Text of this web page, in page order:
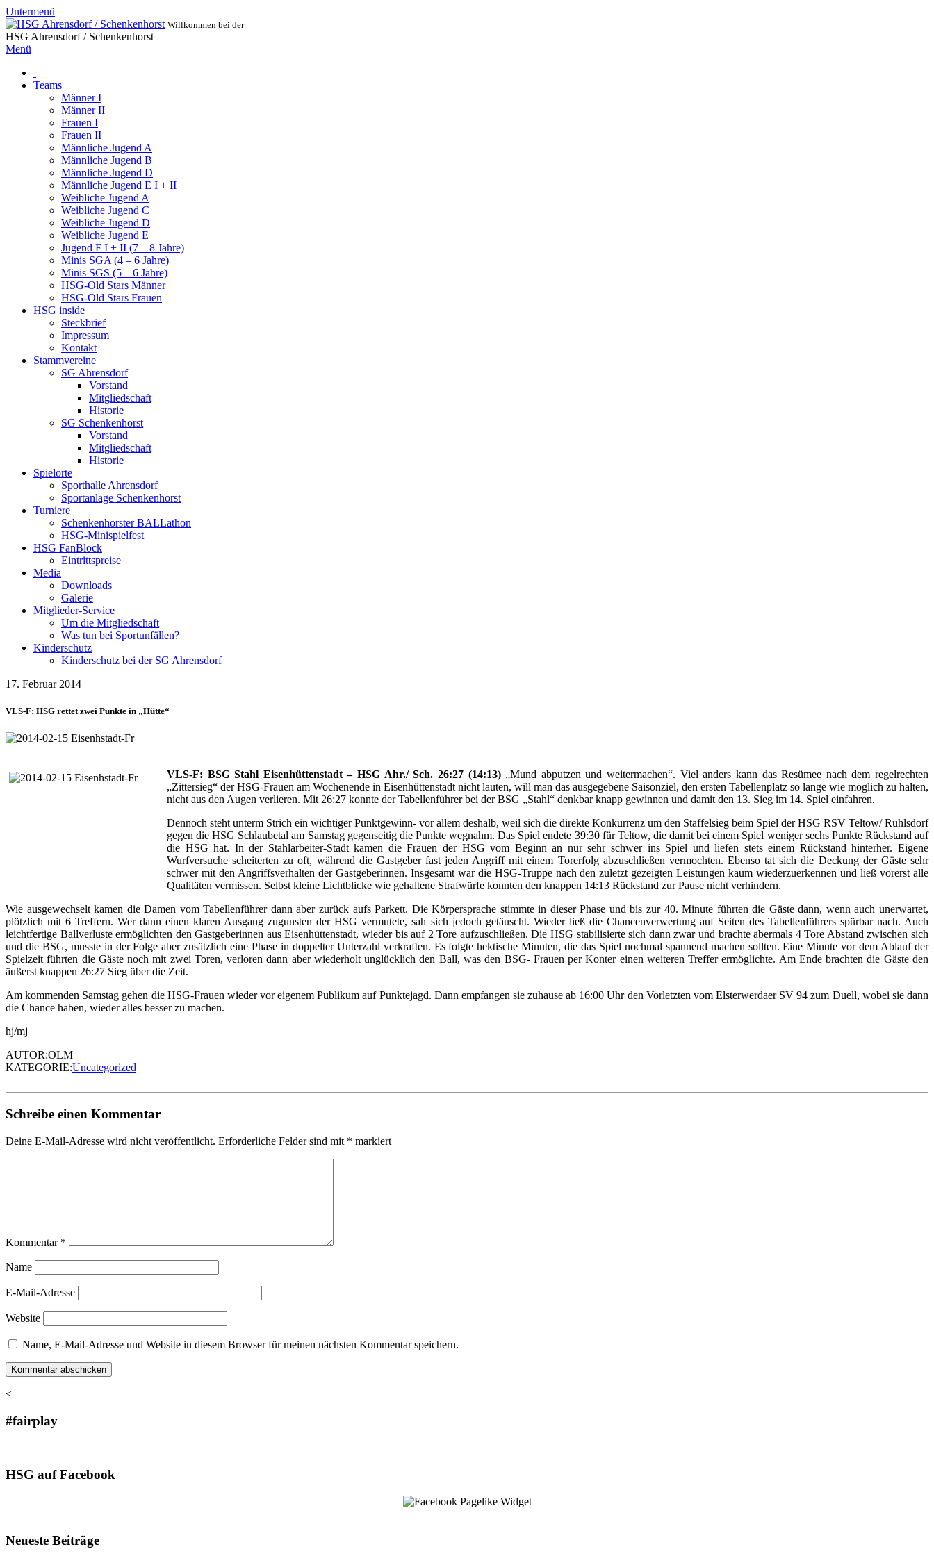
Untermenü
Willkommen bei der
HSG Ahrensdorf / Schenkenhorst
Menü
Teams
Männer I
Männer II
Frauen I
Frauen II
Männliche Jugend A
Männliche Jugend B
Männliche Jugend D
Männliche Jugend E I + II
Weibliche Jugend A
Weibliche Jugend C
Weibliche Jugend D
Weibliche Jugend E
Jugend F I + II (7 – 8 Jahre)
Minis SGA (4 – 6 Jahre)
Minis SGS (5 – 6 Jahre)
HSG-Old Stars Männer
HSG-Old Stars Frauen
HSG inside
Steckbrief
Impressum
Kontakt
Stammvereine
SG Ahrensdorf
Vorstand
Mitgliedschaft
Historie
SG Schenkenhorst
Vorstand
Mitgliedschaft
Historie
Spielorte
Sporthalle Ahrensdorf
Sportanlage Schenkenhorst
Turniere
Schenkenhorster BALLathon
HSG-Minispielfest
HSG FanBlock
Eintrittspreise
Media
Downloads
Galerie
Mitglieder-Service
Um die Mitgliedschaft
Was tun bei Sportunfällen?
Kinderschutz
Kinderschutz bei der SG Ahrensdorf
17. Februar 2014
VLS-F: HSG rettet zwei Punkte in „Hütte“
VLS-F: BSG Stahl Eisenhüttenstadt – HSG Ahr./ Sch. 26:27 (14:13)„Mund abputzen und weitermachen“. Viel anders kann das Resümee nach dem regelrechten
„Zittersieg“ der HSG-Frauen am Wochenende in Eisenhüttenstadt nicht lauten, will man das ausgegebene Saisonziel, den ersten Tabellenplatz so lange wie möglich zu halten,
nicht aus den Augen verlieren. Mit 26:27 konnte der Tabellenführer bei der BSG „Stahl“ denkbar knapp gewinnen und damit den 13. Sieg im 14. Spiel einfahren.
Dennoch steht unterm Strich ein wichtiger Punktgewinn- vor allem deshalb, weil sich die direkte Konkurrenz um den Staffelsieg beim Spiel der HSG RSV Teltow/ Ruhlsdorf
gegen die HSG Schlaubetal am Samstag gegenseitig die Punkte wegnahm. Das Spiel endete 39:30 für Teltow, die damit bei einem Spiel weniger sechs Punkte Rückstand auf
die HSG hat. In der Stahlarbeiter-Stadt kamen die Frauen der HSG vom Beginn an nur sehr schwer ins Spiel und liefen stets einem Rückstand hinterher. Eigene
Wurfversuche scheiterten zu oft, während die Gastgeber fast jeden Angriff mit einem Torerfolg abzuschließen vermochten. Ebenso tat sich die Deckung der Gäste sehr
schwer mit den Angriffsverhalten der Gastgeberinnen. Insgesamt war die HSG-Truppe nach den zuletzt gezeigten Leistungen kaum wiederzuerkennen und ließ vorerst alle
Qualitäten vermissen. Selbst kleine Lichtblicke wie gehaltene Strafwürfe konnten den knappen 14:13 Rückstand zur Pause nicht verhindern.
Wie ausgewechselt kamen die Damen vom Tabellenführer dann aber zurück aufs Parkett. Die Körpersprache stimmte in dieser Phase und bis zur 40. Minute führten die Gäste dann, wenn auch unerwartet,
plötzlich mit 6 Treffern. Wer dann einen klaren Ausgang zugunsten der HSG vermutete, sah sich jedoch getäuscht. Wieder ließ die Chancenverwertung auf Seiten des Tabellenführers spürbar nach. Auch
leichtfertige Ballverluste ermöglichten den Gastgeberinnen aus Eisenhüttenstadt, wieder bis auf 2 Tore aufzuschließen. Die HSG stabilisierte sich dann zwar und brachte abermals 4 Tore Abstand zwischen sich
und die BSG, musste in der Folge aber zusätzlich eine Phase in doppelter Unterzahl verkraften. Es folgte hektische Minuten, die das Spiel nochmal spannend machen sollten. Eine Minute vor dem Ablauf der
Spielzeit führten die Gäste noch mit zwei Toren, verloren dann aber wiederholt unglücklich den Ball, was den BSG- Frauen per Konter einen weiteren Treffer ermöglichte. Am Ende brachten die Gäste den
äußerst knappen 26:27 Sieg über die Zeit.
Am kommenden Samstag gehen die HSG-Frauen wieder vor eigenem Publikum auf Punktejagd. Dann empfangen sie zuhause ab 16:00 Uhr den Vorletzten vom Elsterwerdaer SV 94 zum Duell, wobei sie dann
die Chance haben, wieder alles besser zu machen.
hj/mj
AUTOR:OLM
KATEGORIE:Uncategorized
Schreibe einen Kommentar
Deine E-Mail-Adresse wird nicht veröffentlicht. Erforderliche Felder sind mit * markiert
Kommentar *
Name
E-Mail-Adresse
Website
Name, E-Mail-Adresse und Website in diesem Browser für meinen nächsten Kommentar speichern.
<
#fairplay
HSG auf Facebook
Neueste Beiträge